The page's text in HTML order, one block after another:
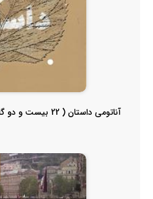
آناتومی داستان ( 22 بیست و دو گام تا استاد شدن در داست...